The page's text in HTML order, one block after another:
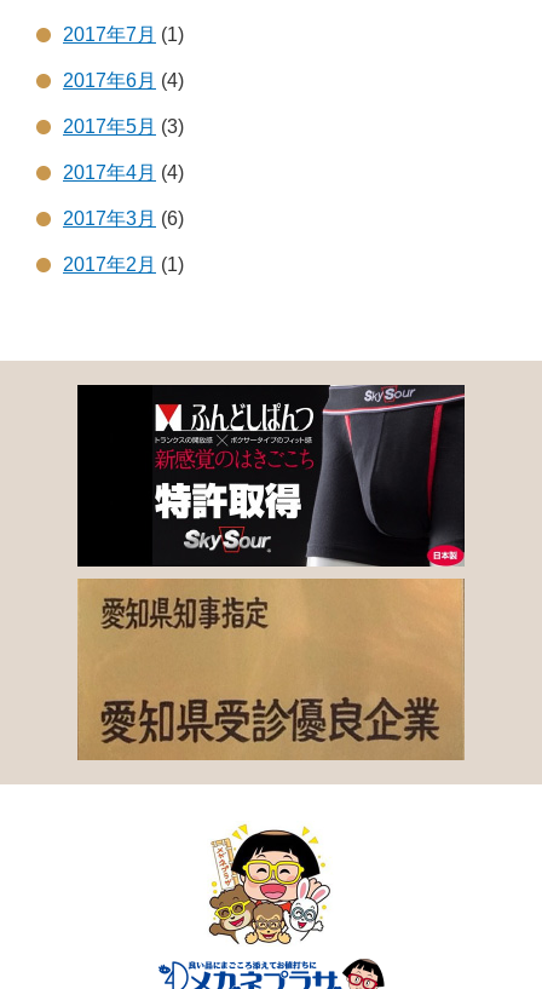
2017年7月 (1)
2017年6月 (4)
2017年5月 (3)
2017年4月 (4)
2017年3月 (6)
2017年2月 (1)